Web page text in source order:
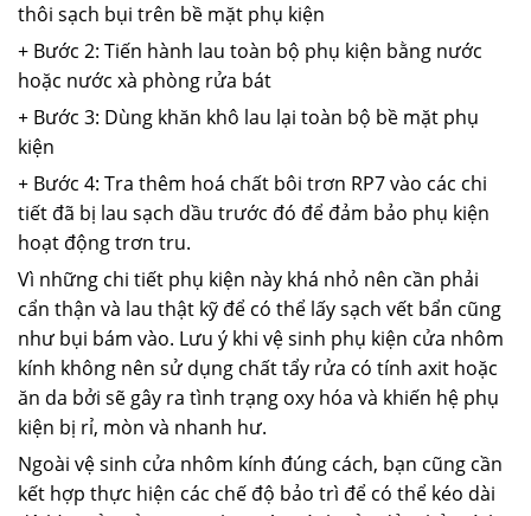
thôi sạch bụi trên bề mặt phụ kiện
+ Bước 2: Tiến hành lau toàn bộ phụ kiện bằng nước
hoặc nước xà phòng rửa bát
+ Bước 3: Dùng khăn khô lau lại toàn bộ bề mặt phụ
kiện
+ Bước 4: Tra thêm hoá chất bôi trơn RP7 vào các chi
tiết đã bị lau sạch dầu trước đó để đảm bảo phụ kiện
hoạt động trơn tru.
Vì những chi tiết phụ kiện này khá nhỏ nên cần phải
cẩn thận và lau thật kỹ để có thể lấy sạch vết bẩn cũng
như bụi bám vào. Lưu ý khi vệ sinh phụ kiện cửa nhôm
kính không nên sử dụng chất tẩy rửa có tính axit hoặc
ăn da bởi sẽ gây ra tình trạng oxy hóa và khiến hệ phụ
kiện bị rỉ, mòn và nhanh hư.
Ngoài vệ sinh cửa nhôm kính đúng cách, bạn cũng cần
kết hợp thực hiện các chế độ bảo trì để có thể kéo dài